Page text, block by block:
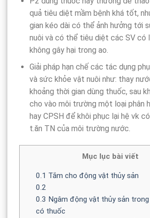
quả tiêu diệt mầm bệnh khá tốt,
gian kéo dài có thể ảnh hưởng tới
nuôi và có thể tiêu diệt các SV có
không gây hại trong ao.
Giải pháp hạn chế các tác dụng
và sức khỏe vật nuôi như: thay
khoảng thời gian dùng thuốc, sau
cho vào môi trường một loại phân
hay CPSH để khôi phục lại hệ vk
t.ăn TN của môi trường nước.
Mục lục bài viết
0.1 Tắm cho động vật thủy sản
0.2
0.3 Ngâm động vật thủy sản
có thuốc